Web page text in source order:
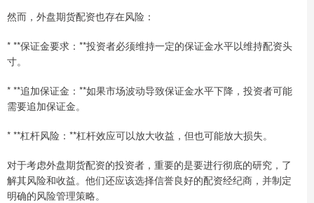
然而，外盘期货配资也存在风险：
* **保证金要求：**投资者必须维持一定的保证金水平以维持配资头
寸。
* **追加保证金：**如果市场波动导致保证金水平下降，投资者可能
需要追加保证金。
* **杠杆风险：**杠杆效应可以放大收益，但也可能放大损失。
对于考虑外盘期货配资的投资者，重要的是要进行彻底的研究，了
解其风险和收益。他们还应该选择信誉良好的配资经纪商，并制定
明确的风险管理策略。